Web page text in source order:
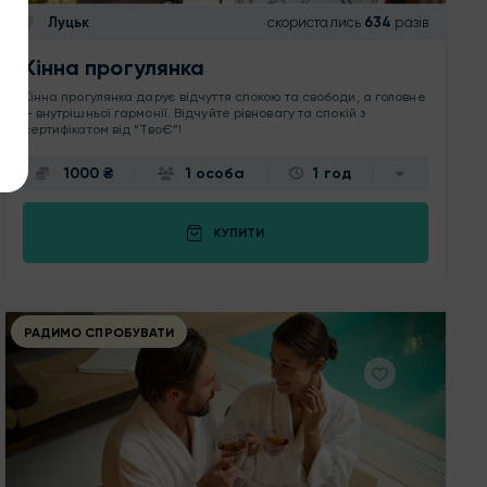
Луцьк скористались 634 разів
Кінна прогулянка
Кінна прогулянка дарує відчуття спокою та свободи, а головне
— внутрішньої гармонії. Відчуйте рівновагу та спокій з
сертифікатом від “ТвоЄ”!
1000 ₴ 1 особа 1 год
КУПИТИ
РАДИМО СПРОБУВАТИ